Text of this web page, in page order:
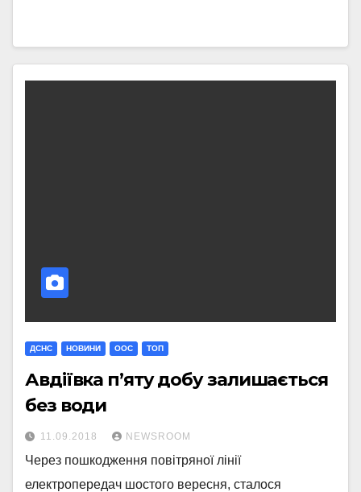
ДСНС НОВИНИ ООС ТОП
Авдіївка п’яту добу залишається
без води
11.09.2018 NEWSROOM
Через пошкодження повітряної лінії
електропередач шостого вересня, сталося